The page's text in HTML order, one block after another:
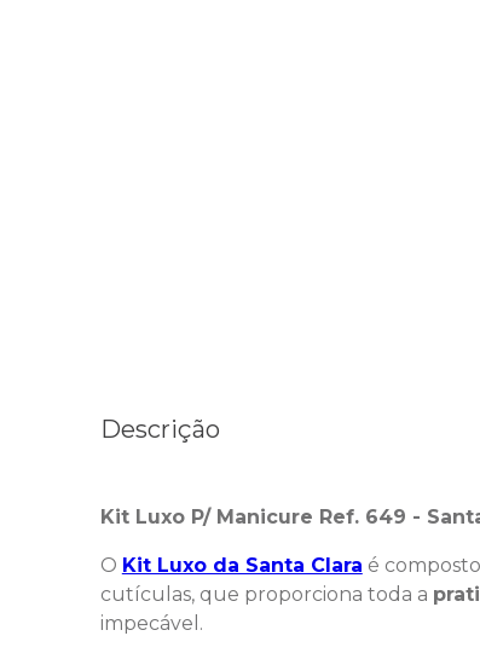
Descrição
Kit Luxo P/ Manicure Ref. 649 -
O Kit Luxo da Santa Clara é
cutículas, que proporciona toda a
impecável.